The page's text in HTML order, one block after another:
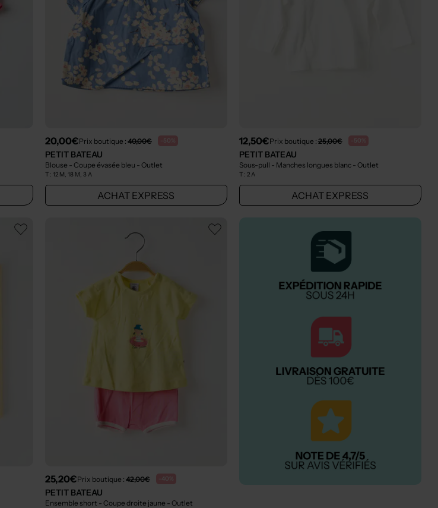
20,00€Prix boutique : 40,00€ -50%
PETIT BATEAU
Blouse - Coupe évasée bleu - Outlet
T : 12 M, 18 M, 3 A
ACHAT EXPRESS
12,50€Prix boutique : 25,00€ -50%
PETIT BATEAU
Sous-pull - Manches longues blanc - Outlet
T : 2 A
ACHAT EXPRESS
25,20€Prix boutique : 42,00€ -40%
PETIT BATEAU
Ensemble short - Coupe droite jaune - Outlet